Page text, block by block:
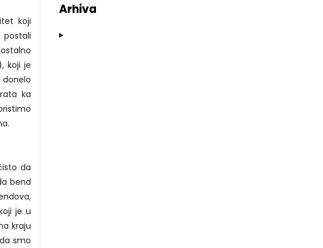
koji
postali
koji je
donelo
ka
da
bend
je u
kraju
smo
Arhiva